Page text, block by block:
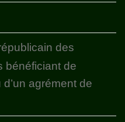
des
bénéficiant de
agrément de